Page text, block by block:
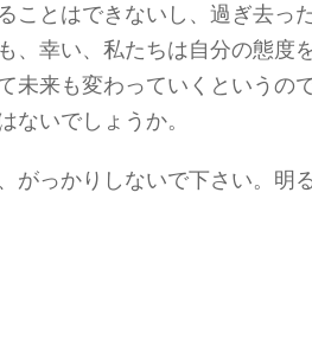
ことはでき ない し、過ぎ去っ
、幸い、私たちは自分の態度
未来も変わっていくという の
ないでしょうか。
がっかりしないで下さい。明